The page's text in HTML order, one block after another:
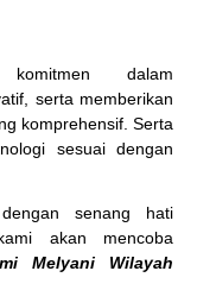
dalam
serta memberikan
komprehensif. Serta
sesuai dengan
senang hati
akan mencoba
Melyani Wilayah